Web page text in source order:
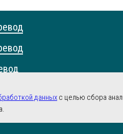
данных с целью сбора